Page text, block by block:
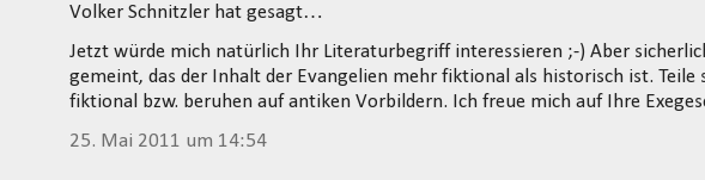
Volker Schnitzler hat gesagt…
Jetzt würde mich natürlich Ihr Literaturbegriff interessieren ;-) Aber
gemeint, das der Inhalt der Evangelien mehr fiktional als historisch ist. Teile
fiktional bzw. beruhen auf antiken Vorbildern. Ich freue mich auf Ihre
25. Mai 2011 um 14:54